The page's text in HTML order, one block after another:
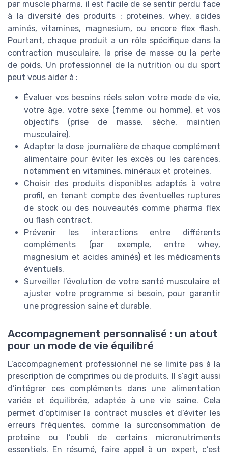
par muscle pharma, il est facile de se sentir perdu face
à la diversité des produits : proteines, whey, acides
aminés, vitamines, magnesium, ou encore flex flash.
Pourtant, chaque produit a un rôle spécifique dans la
contraction musculaire, la prise de masse ou la perte
de poids. Un professionnel de la nutrition ou du sport
peut vous aider à :
Évaluer vos besoins réels selon votre mode de vie,
votre âge, votre sexe (femme ou homme), et vos
objectifs (prise de masse, sèche, maintien
musculaire).
Adapter la dose journalière de chaque complément
alimentaire pour éviter les excès ou les carences,
notamment en vitamines, minéraux et proteines.
Choisir des produits disponibles adaptés à votre
profil, en tenant compte des éventuelles ruptures
de stock ou des nouveautés comme pharma flex
ou flash contract.
Prévenir les interactions entre différents
compléments (par exemple, entre whey,
magnesium et acides aminés) et les médicaments
éventuels.
Surveiller l’évolution de votre santé musculaire et
ajuster votre programme si besoin, pour garantir
une progression saine et durable.
Accompagnement personnalisé : un atout
pour un mode de vie équilibré
L’accompagnement professionnel ne se limite pas à la
prescription de comprimes ou de produits. Il s’agit aussi
d’intégrer ces compléments dans une alimentation
variée et équilibrée, adaptée à une vie saine. Cela
permet d’optimiser la contract muscles et d’éviter les
erreurs fréquentes, comme la surconsommation de
proteine ou l’oubli de certains micronutriments
essentiels. En résumé, faire appel à un expert, c’est